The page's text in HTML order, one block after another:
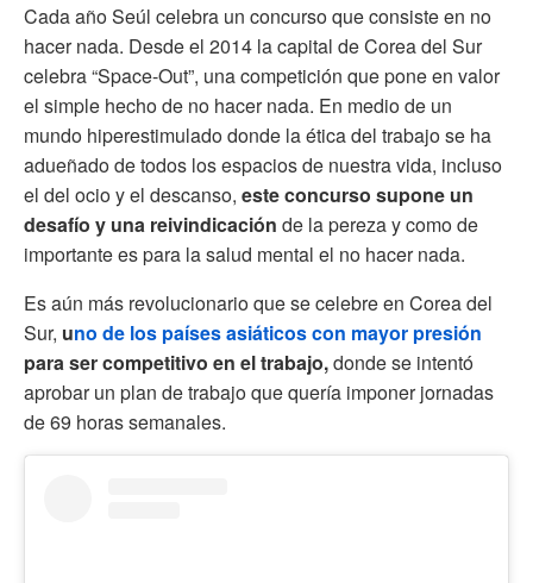
Cada año Seúl celebra un concurso que consiste en no
hacer nada. Desde el 2014 la capital de Corea del Sur
celebra “Space-Out”, una competición que pone en valor
el simple hecho de no hacer nada. En medio de un
mundo hiperestimulado donde la ética del trabajo se ha
adueñado de todos los espacios de nuestra vida, incluso
el del ocio y el descanso, este concurso supone un
desafío y una reivindicación de la pereza y como de
importante es para la salud mental el no hacer nada.
Es aún más revolucionario que se celebre en Corea del
Sur, uno de los países asiáticos con mayor presión
para ser competitivo en el trabajo,donde se intentó
aprobar un plan de trabajo que quería imponer jornadas
de 69 horas semanales.